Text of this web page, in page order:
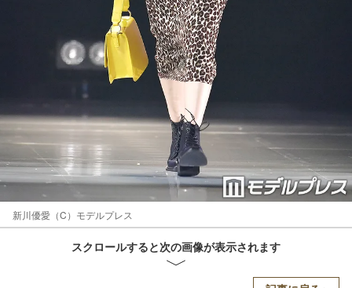
新川優愛（C）モデルプレス
スクロールすると次の画像が表示されます